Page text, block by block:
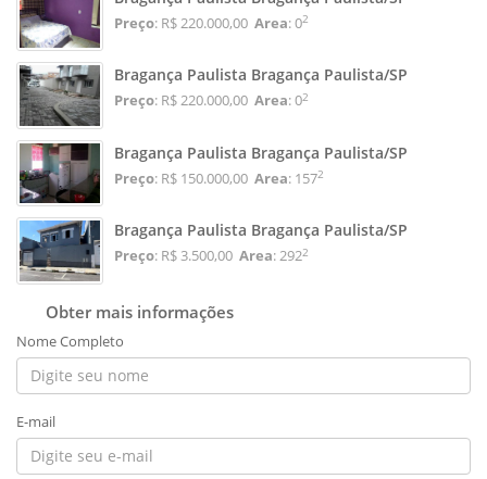
Preço: R$ 220.000,00 Area: 02
Bragança Paulista Bragança Paulista/SP
Preço: R$ 220.000,00 Area: 02
Bragança Paulista Bragança Paulista/SP
Preço: R$ 150.000,00 Area: 1572
Bragança Paulista Bragança Paulista/SP
Preço: R$ 3.500,00 Area: 2922
Obter mais informações
Nome Completo
E-mail